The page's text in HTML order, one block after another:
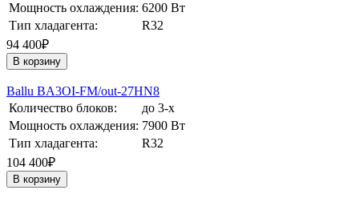
Мощность охлаждения: 6200 Вт
Тип хладагента:
R32
94 400₽
В корзину
Ballu BA3OI-FM/out-27HN8
Количество блоков:
до 3-х
Мощность охлаждения: 7900 Вт
Тип хладагента:
R32
104 400₽
В корзину